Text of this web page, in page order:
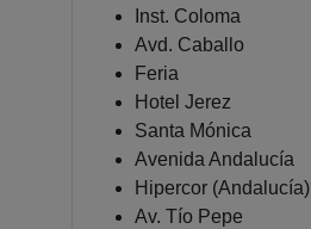
Inst. Coloma
Avd. Caballo
Feria
Hotel Jerez
Santa Mónica
Avenida Andalucía
Hipercor (Andalucía)
Av. Tío Pepe